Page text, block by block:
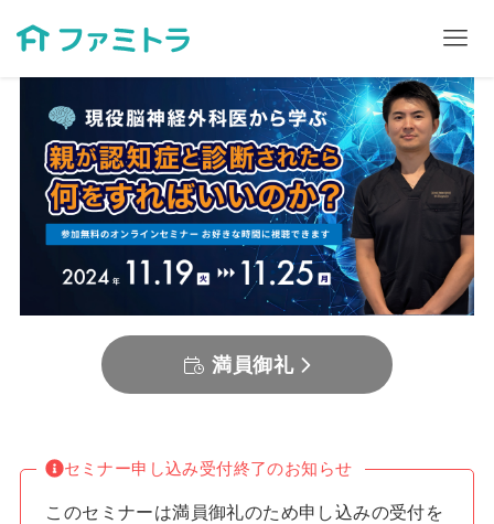
満員御礼
セミナー申し込み受付終了のお知らせ
このセミナーは満員御礼のため申し込みの受付を